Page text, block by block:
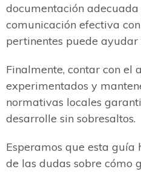
documentación
comunicación efectiva
pertinentes puede
Finalmente, contar con el
experimentados y
normativas locales
desarrolle sin sobresaltos.
Esperamos que esta
de las dudas sobre cómo